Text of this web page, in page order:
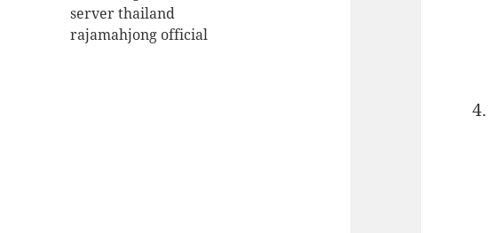
server thailand
rajamahjong official